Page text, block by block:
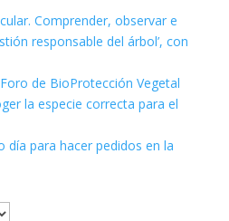
Comprender, observar e
responsable del árbol’, con
de BioProtección Vegetal
la especie correcta para el
día para hacer pedidos en la